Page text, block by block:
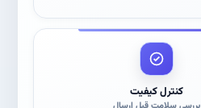
کنترل کیفیت